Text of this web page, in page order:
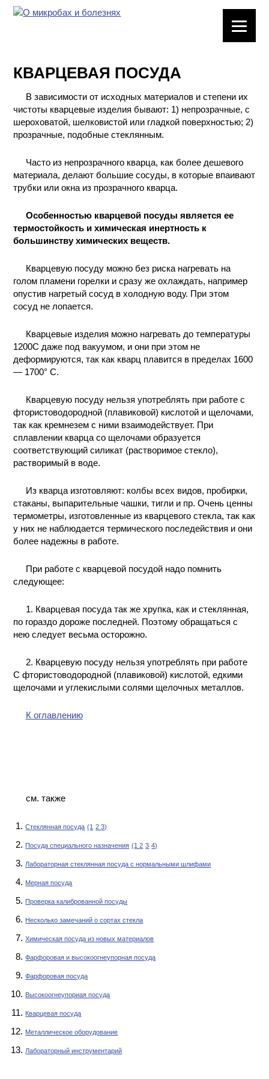
ХИМИЧЕСКАЯ
ВРЕДНЫЕ
ФАКТОРЫ
МЕТОДЫ
ПРАКТИЧЕСКОЙ
ХИМИИ
ХИМИЯ НА
ПРОИЗВОДСТВЕ
И ХИМИЧЕСКАЯ
КОНТАКТЫ
КВАРЦЕВАЯ ПОСУДА
В зависимости от исходных материалов и степени их
чистоты кварцевые изделия бывают: 1) непрозрачные, с
шероховатой, шелковистой или гладкой поверхностью; 2)
прозрачные, подобные стеклянным.
Часто из непрозрачного кварца, как более дешевого
материала, делают большие сосуды, в которые впаивают
трубки или окна из прозрачного кварца.
Особенностью кварцевой посуды является ее
термостойкость и химическая инертность к
большинству химических веществ.
Кварцевую посуду можно без риска нагревать на
голом пламени горелки и сразу же охлаждать, например
опустив нагретый сосуд в холодную воду. При этом
сосуд не лопается.
Кварцевые изделия можно нагревать до температуры
1200С даже под вакуумом, и они при этом не
деформируются, так как кварц плавится в пределах 1600
— 1700° С.
Кварцевую посуду нельзя употреблять при работе с
фтористоводородной (плавиковой) кислотой и щелочами,
так как кремнезем с ними взаимодействует. При
сплавлении кварца со щелочами образуется
соответствующий силикат (растворимое стекло),
растворимый в воде.
Из кварца изготовляют: колбы всех видов, пробирки,
стаканы, выпарительные чашки, тигли и пр. Очень ценны
термометры, изготовленные из кварцевого стекла, так как
у них не наблюдается термического последействия и они
более надежны в работе.
При работе с кварцевой посудой надо помнить
следующее:
1. Кварцевая посуда так же хрупка, как и стеклянная,
по гораздо дороже последней. Поэтому обращаться с
нею следует весьма осторожно.
2. Кварцевую посуду нельзя употреблять при работе
С фтористоводородной (плавиковой) кислотой, едкими
щелочами и углекислыми солями щелочных металлов.
К оглавлению
см. также
Стеклянная посуда (1 23)
Посуда специального назначения (12 3 4)
Лабораторная стеклянная посуда с нормальными шлифами
Мерная посуда
Проверка калиброванной посуды
Несколько замечаний о сортах стекла
Химическая посуда из новых материалов
Фарфоровая и высокоогнеупорная посуда
Фарфоровая посуда
Высокоогнеупориая посуда
Кварцевая посуда
Металлическое оборудование
Лабораторный инструментарий